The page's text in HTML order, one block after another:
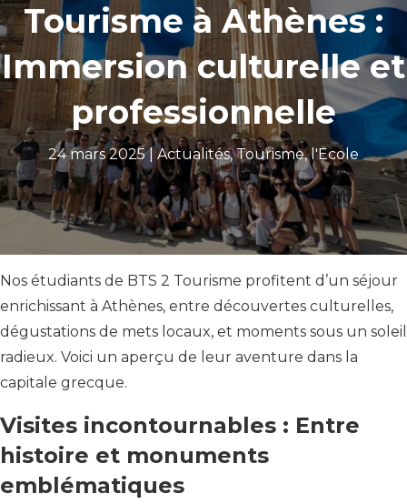
Tourisme à Athènes :
Immersion culturelle et
professionnelle
24 mars 2025 |Actualités,Tourisme,l'Ecole
Nos étudiants de BTS 2 Tourisme profitent d’un séjour
enrichissant à Athènes, entre découvertes culturelles,
dégustations de mets locaux, et moments sous un soleil
radieux. Voici un aperçu de leur aventure dans la
capitale grecque.
Visites incontournables : Entre
histoire et monuments
emblématiques